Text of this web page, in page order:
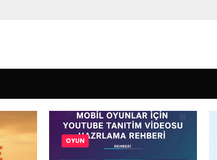
OYUN